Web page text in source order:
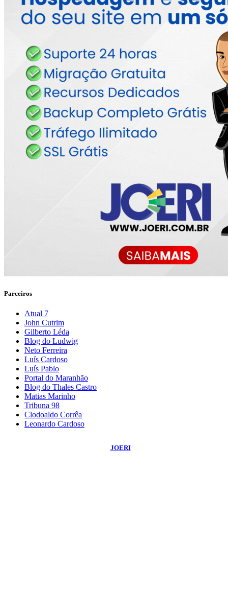
Parceiros
Atual 7
John Cutrim
Gilberto Léda
Blog do Ludwig
Neto Ferreira
Luís Cardoso
Luís Pablo
Portal do Maranhão
Blog do Thales Castro
Matias Marinho
Tribuna 98
Clodoaldo Corrêa
Leonardo Cardoso
JOERI